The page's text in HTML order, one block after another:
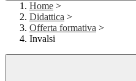
Home >
Didattica >
Offerta formativa >
Invalsi